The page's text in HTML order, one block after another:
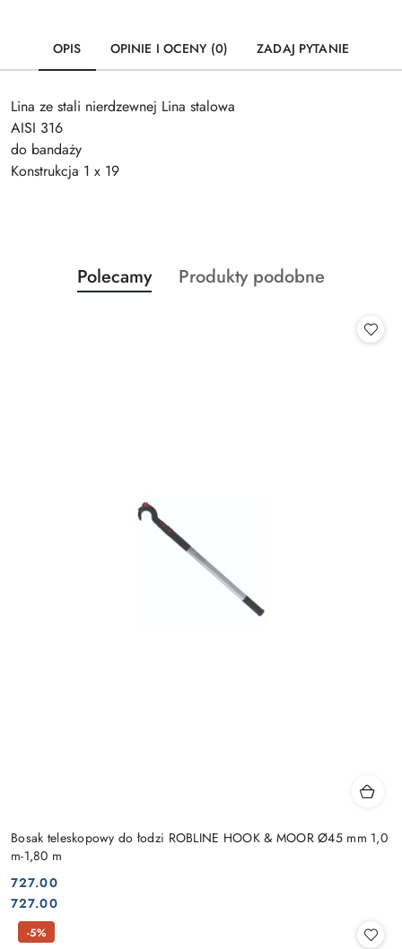
OPIS OPINIE I OCENY (0) ZADAJ PYTANIE
Lina ze stali nierdzewnej Lina stalowa
AISI 316
do bandaży
Konstrukcja 1 x 19
Pomiń karuzelę produktów
Produkty
o
Polecamy
Produkty
Produkty podobne
Bosak teleskopowy do łodzi ROBLINE HOOK & MOOR Ø45 mm 1,0
m-1,80 m
Cena:
727.00
Cena:
727.00
-5%